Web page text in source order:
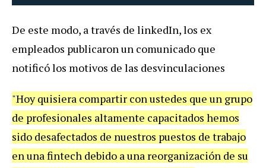
De este modo, a través de linkedIn, los ex
empleados publicaron un comunicado que
notificó los motivos de las desvinculaciones
"Hoy quisiera compartir con ustedes que un grupo
de profesionales altamente capacitados hemos
sido desafectados de nuestros puestos de trabajo
en una fintech debido a una reorganización de su